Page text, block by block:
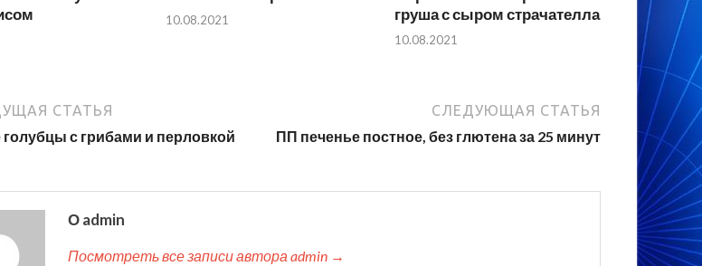
10.08.2021
груша с сыром страчателла
10.08.2021
СТАТЬЯ
с грибами и перловкой
СЛЕДУЮЩАЯ СТАТЬЯ
ПП печенье постное, без глютена за 25 минут
О admin
Посмотреть все записи автора admin →